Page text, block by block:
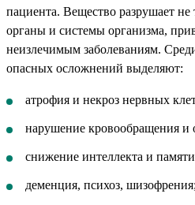
пациента. Вещество разрушает не
органы и системы организма,
неизлечимым заболеваниям.
опасных осложнений выделяют:
атрофия и некроз нервных
нарушение кровообращения и
снижение интеллекта и
деменция, психоз, шизофрения;